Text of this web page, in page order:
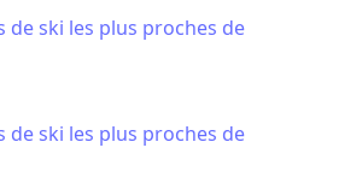
de ski les plus proches de
de ski les plus proches de